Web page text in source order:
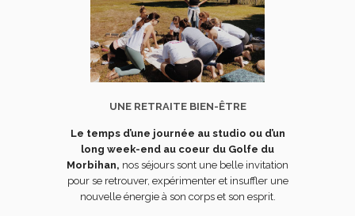
UNE RETRAITE BIEN-ÊTRE
Le temps d’une journée au studio ou d’un
long week-end au coeur du Golfe du
Morbihan, nos séjours sont une belle invitation
pour se retrouver, expérimenter et insuffler une
nouvelle énergie à son corps et son esprit.